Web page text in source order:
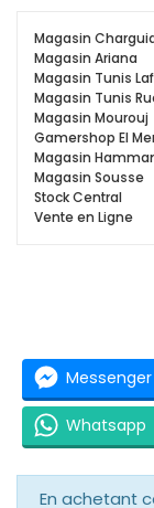
Magasin
Magasin Ariana
Magasin Tunis
Magasin Tunis
Magasin Mourouj
Gamershop El
Magasin
Magasin Sousse
Stock Central
Vente en Ligne
Messenger
Whatsapp
En achetant